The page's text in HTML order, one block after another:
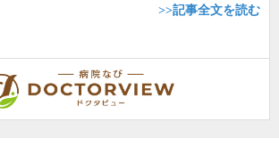
>>記事全文を読む